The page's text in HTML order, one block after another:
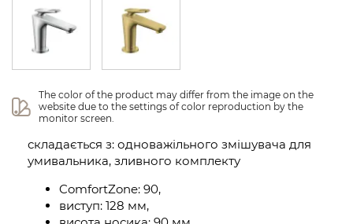
The color of the product may differ from the image on the
website due to the settings of color reproduction by the
monitor screen.
складається з: одноважільного змішувача для
умивальника, зливного комплекту
ComfortZone: 90,
виступ: 128 мм,